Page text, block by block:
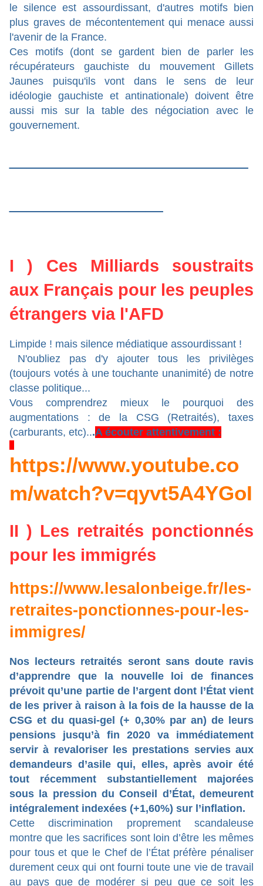
le silence est assourdissant, d'autres motifs bien
plus graves de mécontentement qui menace aussi
l'avenir de la France.
Ces motifs (dont se gardent bien de parler les
récupérateurs gauchiste du mouvement Gillets
Jaunes puisqu'ils vont dans le sens de leur
idéologie gauchiste et antinationale) doivent être
aussi mis sur la table des négociation avec le
gouvernement.
I ) Ces Milliards soustraits
aux Français pour les peuples
étrangers via l'AFD
Limpide ! mais silence médiatique assourdissant !
N'oubliez pas d'y ajouter tous les privilèges
(toujours votés à une touchante unanimité) de notre
classe politique...
Vous comprendrez mieux le pourquoi des
augmentations : de la CSG (Retraités), taxes
(carburants, etc)...A écouter attentivement :
https://www.youtube.co
m/watch?v=qyvt5A4YGoI
II ) Les retraités ponctionnés
pour les immigrés
https://www.lesalonbeige.fr/les-
retraites-ponctionnes-pour-les-
immigres/
Nos lecteurs retraités seront sans doute ravis
d’apprendre quela nouvelle loi de finances
prévoit qu’une partie de l’argent dont l’État vient
de les priver à raison à la fois de la hausse de la
CSG et du quasi-gel (+ 0,30% par an) de leurs
pensions jusqu’à fin 2020 va immédiatement
servir à revaloriser les prestations servies aux
demandeurs d’asilequi, elles, après avoir été
tout récemment substantiellement majorées
sous la pression du Conseil d’État, demeurent
intégralement indexées (+1,60%) sur l’inflation.
Cette discrimination proprement scandaleuse
montre que les sacrifices sont loin d’être les mêmes
pour tous et que le Chef de l’État préfère pénaliser
durement ceux qui ont fourni toute une vie de travail
au pays que de modérer si peu que ce soit les